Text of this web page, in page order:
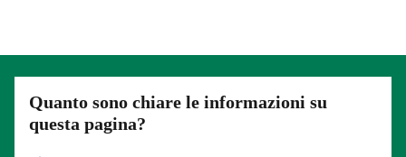
Quanto sono chiare le informazioni su
questa pagina?